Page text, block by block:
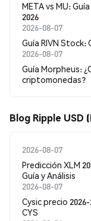
META vs MU:
2026
2026-08-07
Guía RIVN Stock:
2026-08-07
Guía Morpheus:
criptomonedas?
Blog Ripple USD
2026-08-07
Predicción XLM
Guía y Análisis
2026-08-07
Cysic precio
CYS